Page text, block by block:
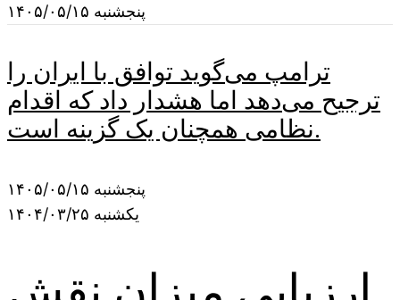
پنجشنبه ۱۴۰۵/۰۵/۱۵
ترامپ می‌گوید توافق با ایران را
ترجیح می‌دهد اما هشدار داد که اقدام
نظامی همچنان یک گزینه است.
پنجشنبه ۱۴۰۵/۰۵/۱۵
یکشنبه ۱۴۰۴/۰۳/۲۵